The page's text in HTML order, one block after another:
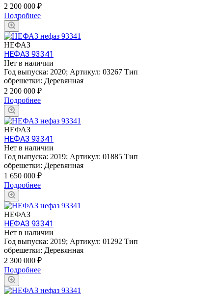
2 200 000 ₽
Подробнее
НЕФАЗ
НЕФАЗ 93341
Нет в наличии
Год выпуска: 2020; Артикул: 03267 Тип
обрешетки: Деревянная
2 200 000 ₽
Подробнее
НЕФАЗ
НЕФАЗ 93341
Нет в наличии
Год выпуска: 2019; Артикул: 01885 Тип
обрешетки: Деревянная
1 650 000 ₽
Подробнее
НЕФАЗ
НЕФАЗ 93341
Нет в наличии
Год выпуска: 2019; Артикул: 01292 Тип
обрешетки: Деревянная
2 300 000 ₽
Подробнее